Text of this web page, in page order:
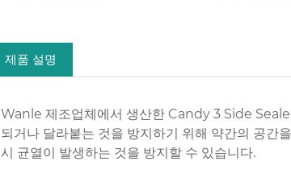
제품 설명
Wanle 제조업체에서 생산한 Candy 3 Side
되거나 달라붙는 것을 방지하기 위해 약간의 공간
시 균열이 발생하는 것을 방지할 수 있습니다.